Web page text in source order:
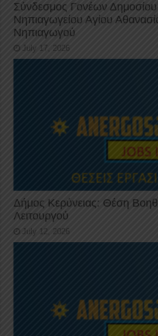
Σύνδεσμος Γονέων Δημοσίου
Νηπιαγωγείου Αγίου
Νηπιαγωγού
July 17, 2026
Δήμος Κερύνειας: Θέση
Λειτουργού
July 12, 2026